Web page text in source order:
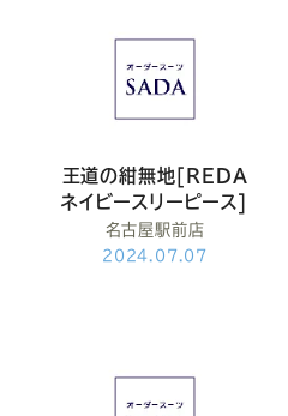
王道の紺無地[REDA
ネイビースリーピース]
名古屋駅前店
2024.07.07